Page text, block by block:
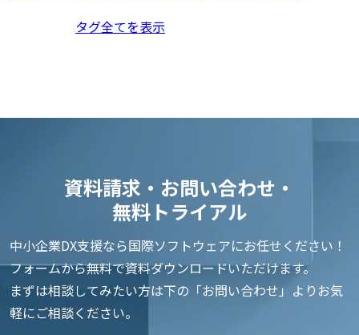
タグ全てを表示
資料請求・お問い合わせ・
無料トライアル
中小企業DX支援なら国際ソフトウェアにお任せください！
フォームから無料で資料ダウンロードいただけます。
まずは相談してみたい方は下の「お問い合わせ」よりお気
軽にご相談ください。